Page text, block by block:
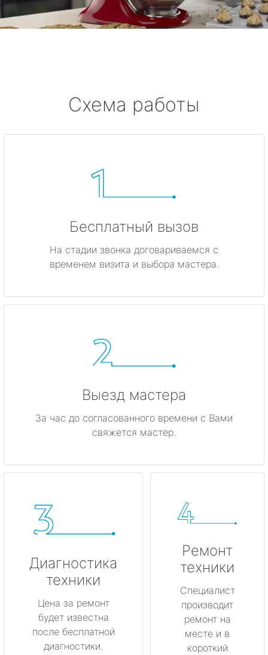
Схема работы
Бесплатный вызов
На стадии звонка договариваемся с
временем визита и выбора мастера.
Выезд мастера
За час до согласованного времени с Вами
свяжется мастер.
Диагностика
техники
Цена за ремонт
будет известна
после бесплатной
диагностики.
Ремонт
техники
Специалист
производит
ремонт на
месте и в
короткий